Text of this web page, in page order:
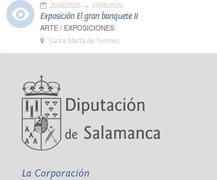
26/06/2026 31/08/2026
Exposición El gran banquete II
ARTE / EXPOSICIONES
Santa Marta de Tormes
La Corporación